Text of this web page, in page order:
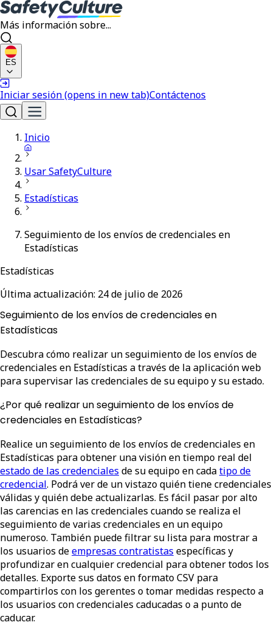
Más información sobre...
ES
Iniciar sesión(opens in new tab)Contáctenos
Inicio
Usar SafetyCulture
Estadísticas
Seguimiento de los envíos de credenciales en
Estadísticas
Estadísticas
Última actualización: 24 de julio de 2026
Seguimiento de los envíos de credenciales en
Estadísticas
Descubra cómo realizar un seguimiento de los envíos de
credenciales en Estadísticas a través de la aplicación web
para supervisar las credenciales de su equipo y su estado.
¿Por qué realizar un seguimiento de los envíos de
credenciales en Estadísticas?
Realice un seguimiento de los envíos de credenciales en
Estadísticas para obtener una visión en tiempo real del
estado de las credenciales de su equipo en cadatipo de
credencial. Podrá ver de un vistazo quién tiene credenciales
válidas y quién debe actualizarlas. Es fácil pasar por alto
las carencias en las credenciales cuando se realiza el
seguimiento de varias credenciales en un equipo
numeroso. También puede filtrar su lista para mostrar a
los usuarios deempresas contratistas específicas y
profundizar en cualquier credencial para obtener todos los
detalles. Exporte sus datos en formato CSV para
compartirlos con los gerentes o tomar medidas respecto a
los usuarios con credenciales caducadas o a punto de
caducar.